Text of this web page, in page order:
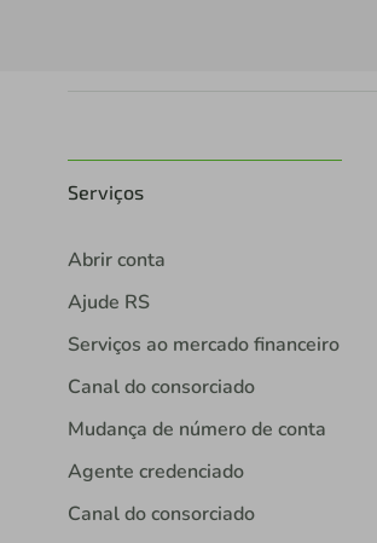
Serviços
Abrir conta
Ajude RS
Serviços ao mercado financeiro
Canal do consorciado
Mudança de número de conta
Agente credenciado
Canal do consorciado